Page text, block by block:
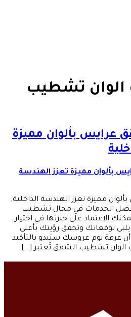
تشطيب
بألوان مميزة
مميزة تعزز الهندسة الداخلية,
الخدمات في مجال تشطيب
الاعتماد على خبرتها في اختيار
توقعاتك وتحقق رؤيتك بأعلى
غرفة نوم عروسك ستبدو بالتأكيد
الوان تشطيب الشقق تُعتبر […]